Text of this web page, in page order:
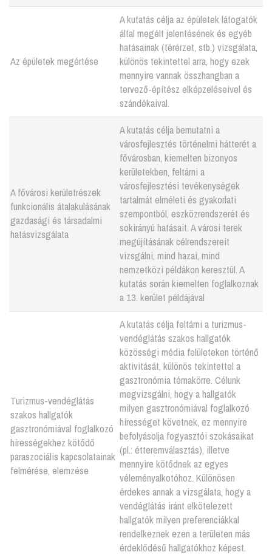
Az épületek megértése
A kutatás célja az épületek látogatók
által megélt jelentésének és egyéb
hatásainak (térérzet, stb.) vizsgálata,
különös tekintettel arra, hogy ezek
mennyire vannak összhangban a
tervező-építész elképzeléseivel és
szándékaival.
A fővárosi kerületrészek
funkcionális átalakulásának
gazdasági és társadalmi
hatásvizsgálata
A kutatás célja bemutatni a
városfejlesztés történelmi hátterét a
fővárosban, kiemelten bizonyos
kerületekben, feltárni a
városfejlesztési tevékenységek
tartalmát elméleti és gyakorlati
szempontból, eszközrendszerét és
sokirányú hatásait. A városi terek
megújításának célrendszereit
vizsgálni, mind hazai, mind
nemzetközi példákon keresztül. A
kutatás során kiemelten foglalkoznak
a 13. kerület példájával
Turizmus-vendéglátás
szakos hallgatók
gasztronómiával foglalkozó
hírességekhez kötődő
paraszociális kapcsolatainak
felmérése, elemzése
A kutatás célja feltárni a turizmus-
vendéglátás szakos hallgatók
közösségi média felületeken történő
aktivitását, különös tekintettel a
gasztronómia témakörre. Célunk
megvizsgálni, hogy a hallgatók
milyen gasztronómiával foglalkozó
hírességet követnek, ez mennyire
befolyásolja fogyasztói szokásaikat
(pl.: étteremválasztás), illetve
mennyire kötődnek az egyes
véleményalkotóhoz. Különösen
érdekes annak a vizsgálata, hogy a
vendéglátás iránt elkötelezett
hallgatók milyen preferenciákkal
rendelkeznek ezen a területen más
érdeklődésű hallgatókhoz képest.